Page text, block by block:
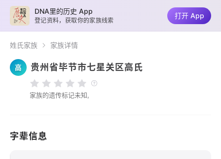
姓氏家族 家族详情
高 贵州省毕节市七星关区高氏
家族的遗传标记未知,
字辈信息
DNA里的历史 App
登记资料，获取你的家族线索
打开 App